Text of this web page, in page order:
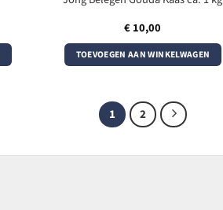
€ 10,00
TOEVOEGEN AAN WINKELWAGEN
1 2